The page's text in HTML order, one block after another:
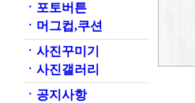
ㆍ 포토버튼
ㆍ 머그컵,쿠션
ㆍ 사진꾸미기
ㆍ 사진갤러리
ㆍ 공지사항